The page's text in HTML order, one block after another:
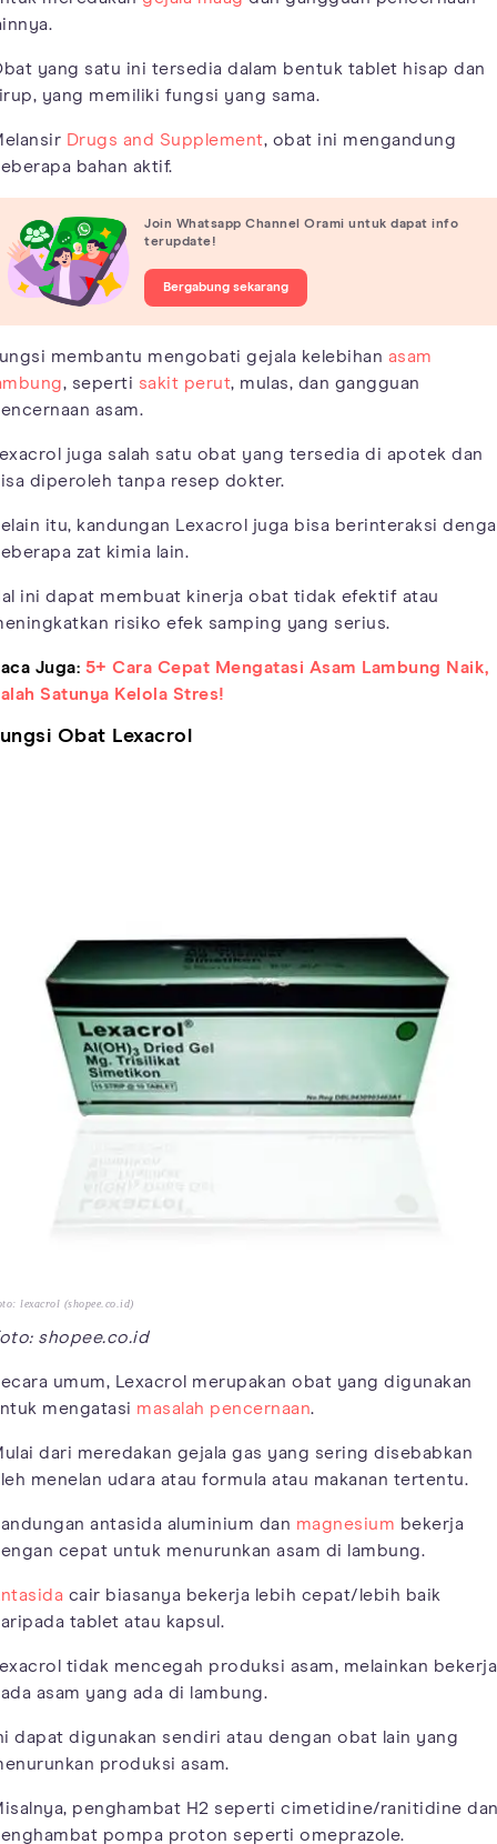
yang satu ini tersedia dalam bentuk tablet hisap dan
yang memiliki fungsi yang sama.
Drugs and Supplement, obat ini mengandung
bahan aktif.
Join Whatsapp Channel Orami untuk dapat info
terupdate!
Bergabung sekarang
membantu mengobati gejala kelebihan asam
, seperti sakit perut, mulas, dan gangguan
asam.
juga salah satu obat yang tersedia di apotek dan
diperoleh tanpa resep dokter.
itu, kandungan Lexacrol juga bisa berinteraksi
zat kimia lain.
ini dapat membuat kinerja obat tidak efektif atau
risiko efek samping yang serius.
Juga: 5+ Cara Cepat Mengatasi Asam Lambung Naik,
Satunya Kelola Stres!
Obat Lexacrol
lexacrol (shopee.co.id)
shopee.co.id
umum, Lexacrol merupakan obat yang digunakan
mengatasi masalah pencernaan.
dari meredakan gejala gas yang sering disebabkan
menelan udara atau formula atau makanan tertentu.
antasida aluminium dan magnesium bekerja
cepat untuk menurunkan asam di lambung.
cair biasanya bekerja lebih cepat/lebih baik
tablet atau kapsul.
tidak mencegah produksi asam, melainkan bekerja
asam yang ada di lambung.
dapat digunakan sendiri atau dengan obat lain yang
produksi asam.
penghambat H2 seperti cimetidine/ranitidine
pompa proton seperti omeprazole.